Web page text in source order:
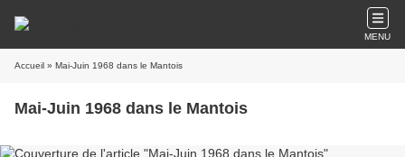
MENU
Accueil » Mai-Juin 1968 dans le Mantois
Mai-Juin 1968 dans le Mantois